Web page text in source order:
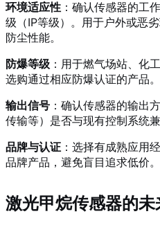
环境适应性 ：确认传感器的工
级（IP等级）。用于户外或恶
防尘性能。
防爆等级 ：用于燃气场站、化
选购通过相应防爆认证的产品。
输出信号 ：确认传感器的输出
传输等）是否与现有控制系统兼
品牌与认证 ：选择有成熟应用
品牌产品，避免盲目追求低价。
激光甲烷传感器的未